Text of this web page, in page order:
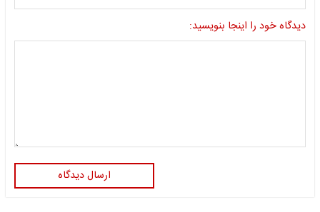
دیدگاه خود را اینجا بنویسید:
ارسال دیدگاه